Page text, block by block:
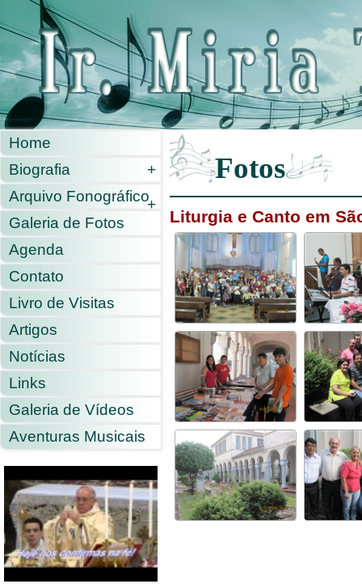
Home
Biografia
+
Arquivo Fonográfico+
Galeria de Fotos
Agenda
Contato
Livro de Visitas
Artigos
Notícias
Links
Galeria de Vídeos
Aventuras Musicais
Fotos
Liturgia e Canto em